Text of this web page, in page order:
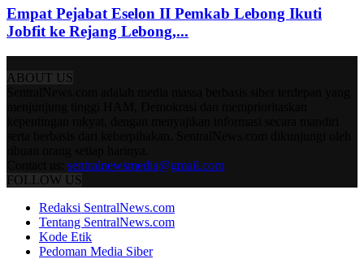
Empat Pejabat Eselon II Pemkab Lebong Ikuti
Jobfit ke Rejang Lebong,...
ABOUT US
sentralnewsmedia@gmail.com
FOLLOW US
Redaksi SentralNews.com
Tentang SentralNews.com
Kode Etik
Pedoman Media Siber